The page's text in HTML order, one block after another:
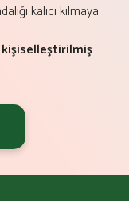
kalıcı kılmaya